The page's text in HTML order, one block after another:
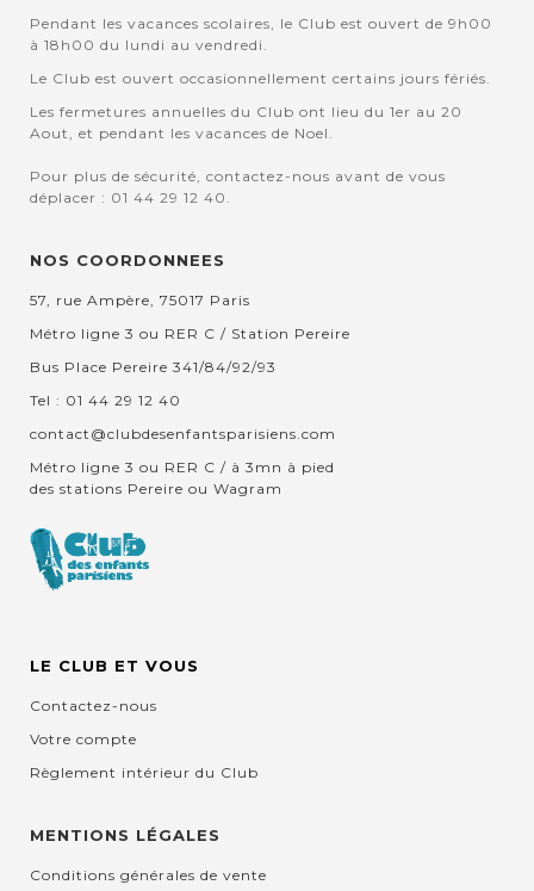
Pendant les vacances scolaires, le Club est ouvert de 9h00
à 18h00 du lundi au vendredi.
Le Club est ouvert occasionnellement certains jours fériés.
Les fermetures annuelles du Club ont lieu du 1er au 20
Aout, et pendant les vacances de Noel.
Pour plus de sécurité, contactez-nous avant de vous
déplacer : 01 44 29 12 40.
NOS COORDONNEES
57, rue Ampère, 75017 Paris
Métro ligne 3 ou RER C / Station Pereire
Bus Place Pereire 341/84/92/93
Tel : 01 44 29 12 40
contact@clubdesenfantsparisiens.com
Métro ligne 3 ou RER C / à 3mn à pied
des stations Pereire ou Wagram
LE CLUB ET VOUS
Contactez-nous
Votre compte
Règlement intérieur du Club
MENTIONS LÉGALES
Conditions générales de vente